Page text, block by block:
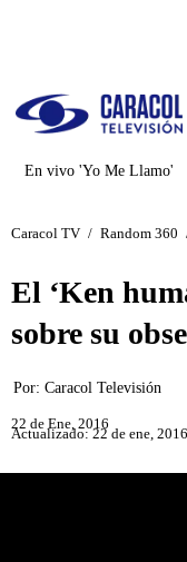
En vivo 'Yo Me Llamo'
Caracol TV / Random 360
El ‘Ken
sobre su
Por: Caracol Televisión
22 de Ene, 2016
Actualizado: 22 de ene, 2016